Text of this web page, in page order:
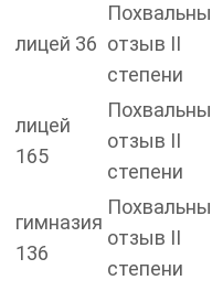
лицей 36 отзыв II
степени
лицей
165
отзыв II
степени
гимназия
136
отзыв II
степени